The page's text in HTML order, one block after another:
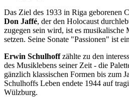
Das Ziel des 1933 in Riga geborenen
Don Jaffé, der den Holocaust
zugegen sein wird, ist es musikalische
setzen. Seine Sonate "Passionen" ist
Erwin Schulhoffzählte zu den
des Musiklebens seiner Zeit - die
gänzlich klassischen Formen bis zum
Schulhoffs Leben endete 1944 auf
Wülzburg.